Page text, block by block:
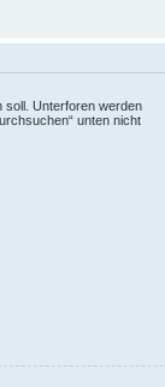
soll. Unterforen werden
unten nicht